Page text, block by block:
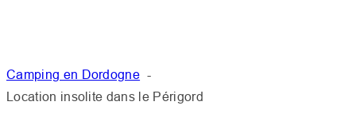
Camping en Dordogne
Location insolite dans le Périgord